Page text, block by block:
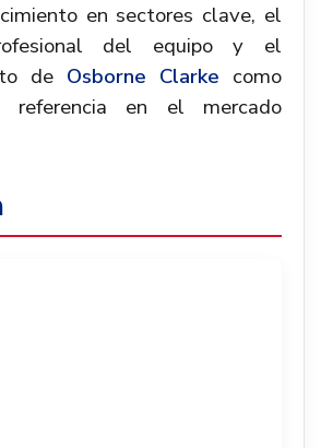
en sectores clave, el
del equipo y el
de Osborne Clarke como
referencia en el mercado